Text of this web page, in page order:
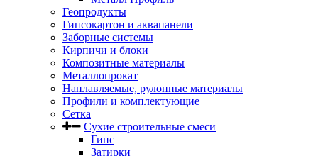
Геопродукты
Гипсокартон и аквапанели
Заборные системы
Кирпичи и блоки
Композитные материалы
Металлопрокат
Наплавляемые, рулонные материалы
Профили и комплектующие
Сетка
Сухие строительные смеси
Гипс
Затирки